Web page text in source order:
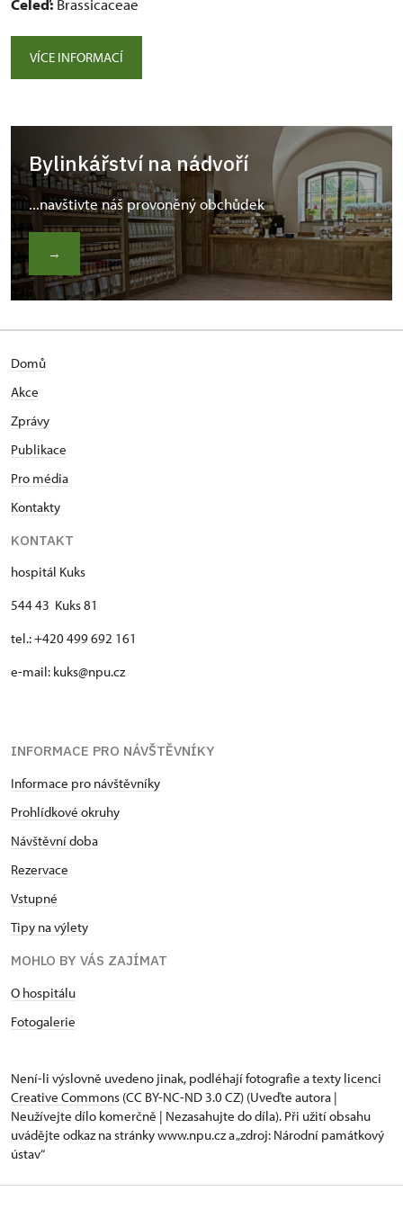
Čeleď: Brassicaceae
VÍCE INFORMACÍ
Bylinkářství na nádvoří
...navštivte náš provoněný obchůdek
→
Domů
Akce
Zprávy
Publikace
Pro média
Kontakty
KONTAKT
hospitál Kuks
544 43 Kuks 81
tel.: +420 499 692 161
e-mail: kuks@npu.cz
INFORMACE PRO NÁVŠTĚVNÍKY
Informace pro návštěvníky
Prohlídkové okruhy
Návštěvní doba
Rezervace
Vstupné
Tipy na výlety
MOHLO BY VÁS ZAJÍMAT
O hospitálu
Fotogalerie
Není-li výslovně uvedeno jinak, podléhají fotografie a texty licenci
Creative Commons (CC BY-NC-ND 3.0 CZ) (Uveďte autora |
Neužívejte dílo komerčně | Nezasahujte do díla). Při užití obsahu
uvádějte odkaz na stránky www.npu.cz a „zdroj: Národní památkový
ústav“